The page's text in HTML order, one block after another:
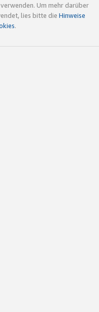
Um mehr darüber
lies bitte die Hinweise
.